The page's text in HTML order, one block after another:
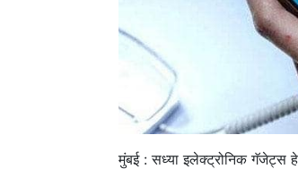
मुंबई : सध्या इलेक्ट्रोनिक गॅजेट्स